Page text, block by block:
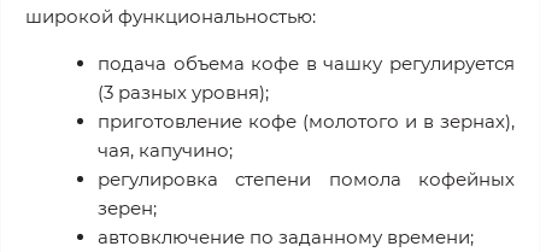
широкой функциональностью:
подача объема кофе в чашку регулируется
(3 разных уровня);
приготовление кофе (молотого и в зернах),
чая, капучино;
регулировка степени помола кофейных
зерен;
автовключение по заданному времени;